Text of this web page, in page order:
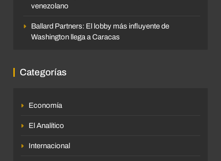
venezolano
Ballard Partners: El lobby más influyente de
Washington llega a Caracas
Categorías
Economía
El Analítico
Internacional